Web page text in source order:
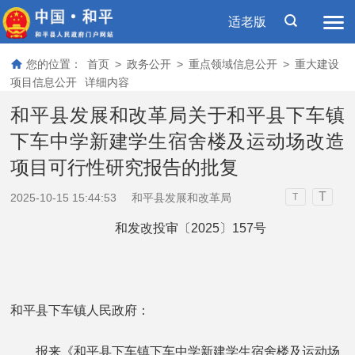
适老版
您的位置： 首页 > 政务公开 > 重点领域信息公开 > 重大建设
项目信息公开
详细内容
和平县发展和改革局关于和平县下车镇
下车中学新建学生宿舍楼及运动场改造
项目可行性研究报告的批复
2025-10-15 15:44:53 和平县发展和改革局 T T
和发改投审〔2025〕157号
和平县下车镇人民政府：
报来《和平县下车镇下车中学新建学生宿舍楼及运动场